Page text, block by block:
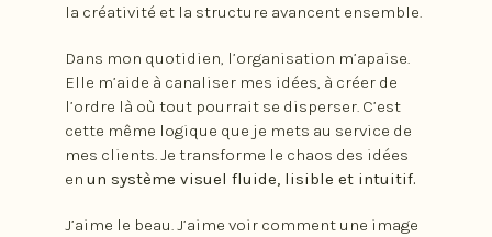
la créativité et la structure avancent ensemble.
Dans mon quotidien, l’organisation m’apaise.
Elle m’aide à canaliser mes idées, à créer de
l’ordre là où tout pourrait se disperser. C’est
cette même logique que je mets au service de
mes clients. Je transforme le chaos des idées
enun système visuel fluide, lisible et intuitif.
J’aime le beau. J’aime voir comment une image